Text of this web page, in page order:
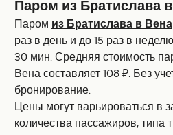
Паром из Братислава
Паром из Братислава в Вена
раз в день и до 15 раз в
30 мин. Средняя стоимость
Вена составляет 108 ₽. Без
бронирование.
Цены могут варьироваться в
количества пассажиров, типа